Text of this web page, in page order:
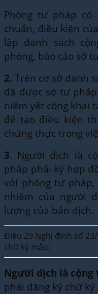
Phòng tư pháp
chuẩn, điều kiện
lập danh sách
phòng, báo cáo sở
2. Trên cơ sở danh
đã được sở tư
niêm yết công khai
để tạo điều kiện
chứng thực trong
3. Người dịch là
pháp phải ký hợp
với phòng tư
nhiệm của người
lượng của bản dịch.
Điều 29 Nghị định số
chữ ký mẫu:
Người dịch là cộng
phải đăng ký chữ